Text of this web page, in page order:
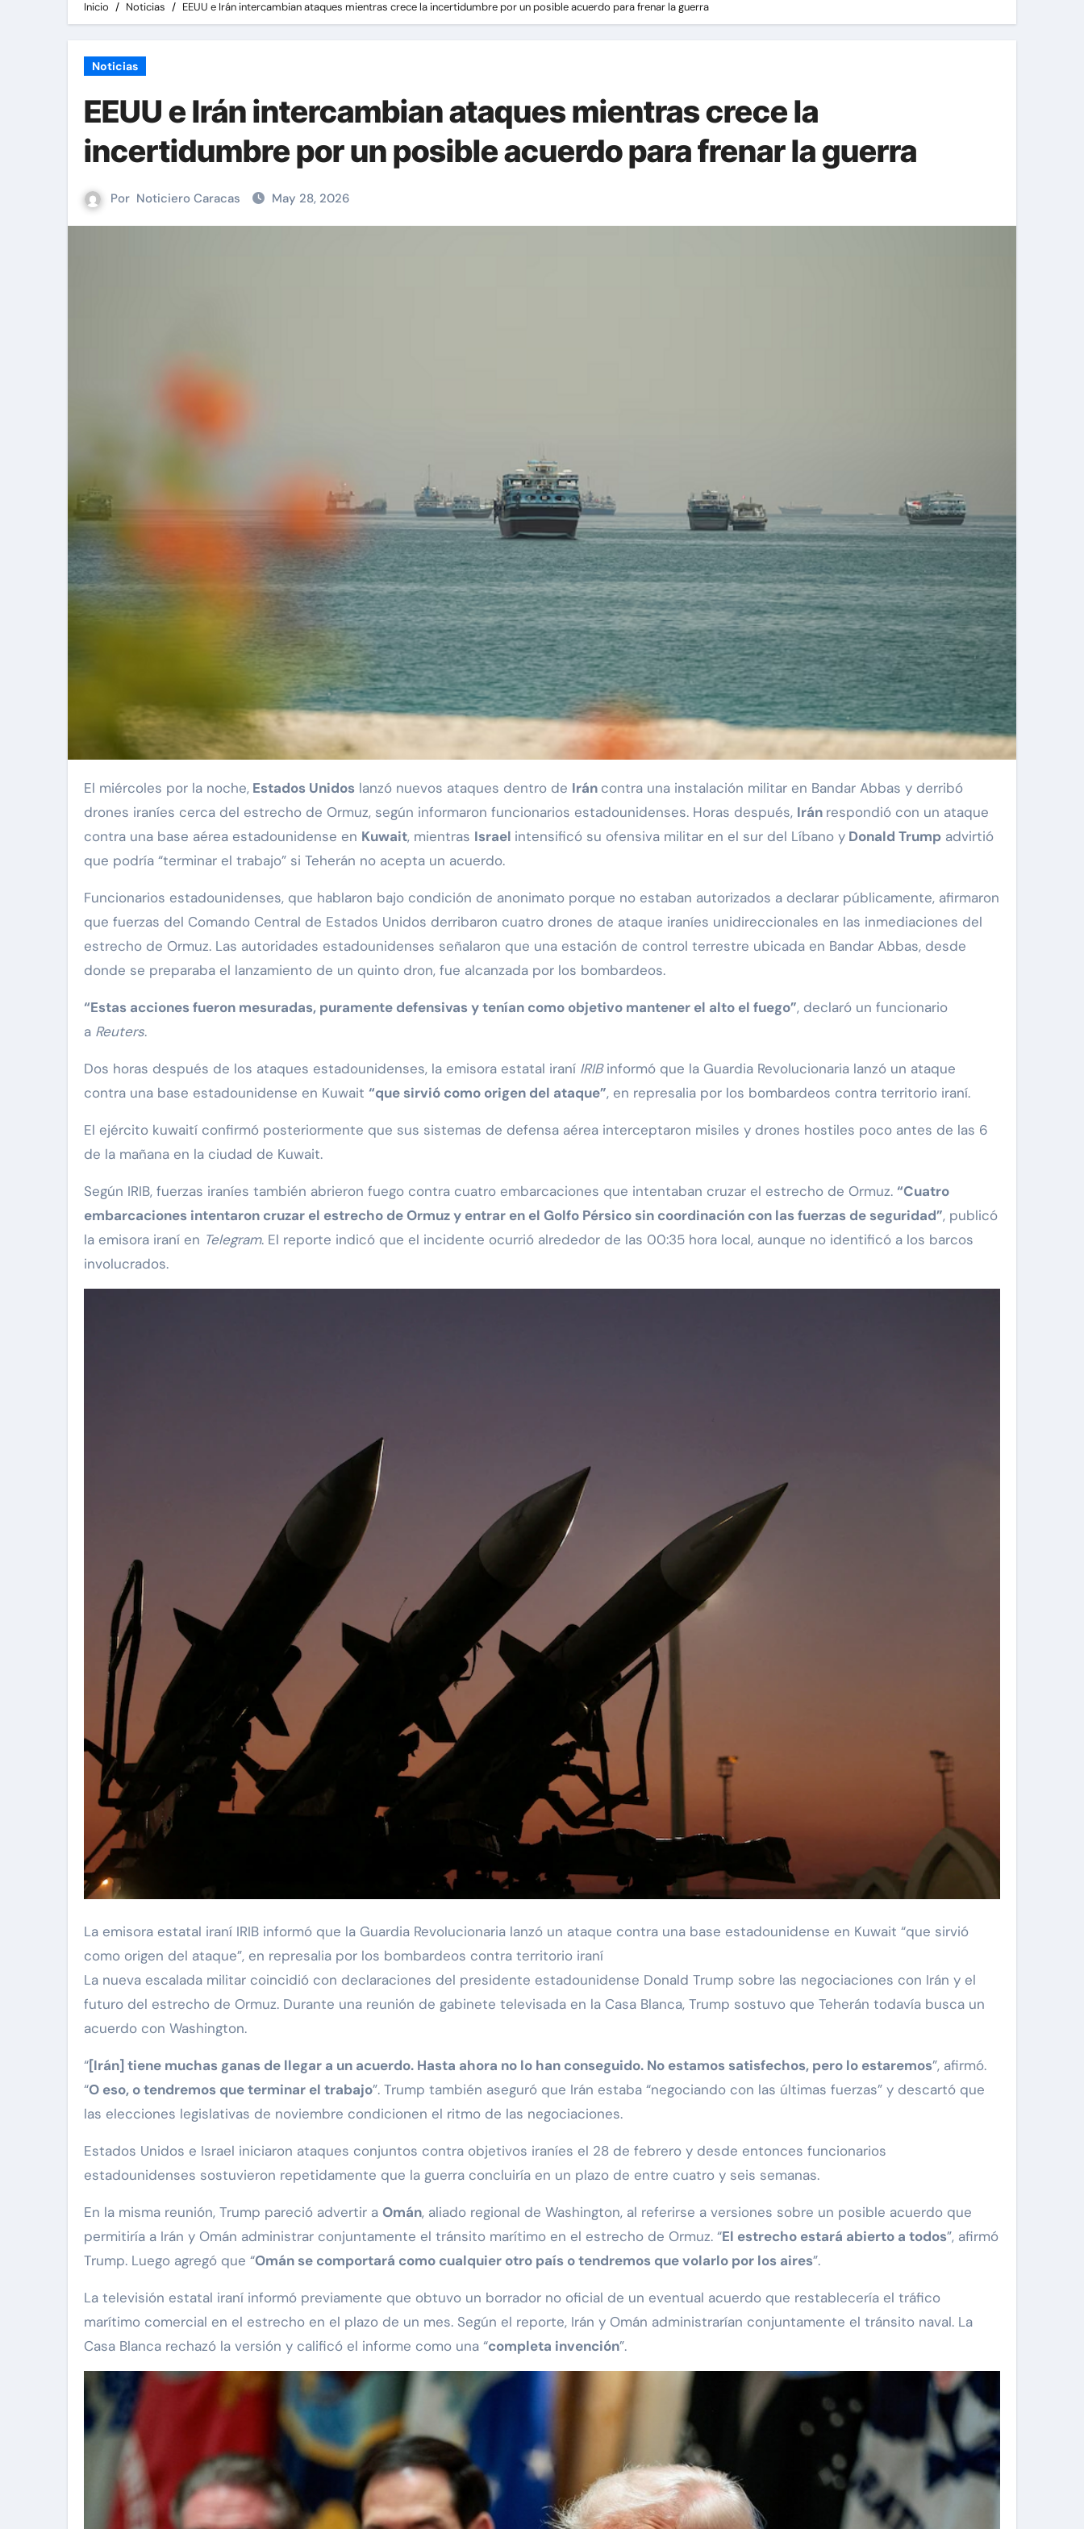
Inicio Noticias EEUU e Irán intercambian ataques mientras crece la incertidumbre por un posible acuerdo para frenar la guerra
Noticias
EEUU e Irán intercambian ataques mientras crece la
incertidumbre por un posible acuerdo para frenar la guerra
Por Noticiero Caracas May 28, 2026
El miércoles por la noche, Estados Unidos lanzó nuevos ataques dentro de Irán contra una instalación militar en Bandar Abbas y derribó
drones iraníes cerca del estrecho de Ormuz, según informaron funcionarios estadounidenses. Horas después, Irán respondió con un ataque
contra una base aérea estadounidense en Kuwait, mientras Israel intensificó su ofensiva militar en el sur del Líbano y Donald Trump advirtió
que podría “terminar el trabajo” si Teherán no acepta un acuerdo.
Funcionarios estadounidenses, que hablaron bajo condición de anonimato porque no estaban autorizados a declarar públicamente, afirmaron
que fuerzas del Comando Central de Estados Unidos derribaron cuatro drones de ataque iraníes unidireccionales en las inmediaciones del
estrecho de Ormuz. Las autoridades estadounidenses señalaron que una estación de control terrestre ubicada en Bandar Abbas, desde
donde se preparaba el lanzamiento de un quinto dron, fue alcanzada por los bombardeos.
“Estas acciones fueron mesuradas, puramente defensivas y tenían como objetivo mantener el alto el fuego”, declaró un funcionario
a Reuters.
Dos horas después de los ataques estadounidenses, la emisora estatal iraní IRIBinformó que la Guardia Revolucionaria lanzó un ataque
contra una base estadounidense en Kuwait “que sirvió como origen del ataque”, en represalia por los bombardeos contra territorio iraní.
El ejército kuwaití confirmó posteriormente que sus sistemas de defensa aérea interceptaron misiles y drones hostiles poco antes de las 6
de la mañana en la ciudad de Kuwait.
Según IRIB, fuerzas iraníes también abrieron fuego contra cuatro embarcaciones que intentaban cruzar el estrecho de Ormuz. “Cuatro
embarcaciones intentaron cruzar el estrecho de Ormuz y entrar en el Golfo Pérsico sin coordinación con las fuerzas de seguridad”, publicó
la emisora iraní en Telegram. El reporte indicó que el incidente ocurrió alrededor de las 00:35 hora local, aunque no identificó a los barcos
involucrados.
La emisora estatal iraní IRIB informó que la Guardia Revolucionaria lanzó un ataque contra una base estadounidense en Kuwait “que sirvió
como origen del ataque”, en represalia por los bombardeos contra territorio iraní
La nueva escalada militar coincidió con declaraciones del presidente estadounidense Donald Trump sobre las negociaciones con Irán y el
futuro del estrecho de Ormuz. Durante una reunión de gabinete televisada en la Casa Blanca, Trump sostuvo que Teherán todavía busca un
acuerdo con Washington.
“[Irán] tiene muchas ganas de llegar a un acuerdo. Hasta ahora no lo han conseguido. No estamos satisfechos, pero lo estaremos”, afirmó.
“O eso, o tendremos que terminar el trabajo”. Trump también aseguró que Irán estaba “negociando con las últimas fuerzas” y descartó que
las elecciones legislativas de noviembre condicionen el ritmo de las negociaciones.
Estados Unidos e Israel iniciaron ataques conjuntos contra objetivos iraníes el 28 de febrero y desde entonces funcionarios
estadounidenses sostuvieron repetidamente que la guerra concluiría en un plazo de entre cuatro y seis semanas.
En la misma reunión, Trump pareció advertir a Omán, aliado regional de Washington, al referirse a versiones sobre un posible acuerdo que
permitiría a Irán y Omán administrar conjuntamente el tránsito marítimo en el estrecho de Ormuz. “El estrecho estará abierto a todos”, afirmó
Trump. Luego agregó que “Omán se comportará como cualquier otro país o tendremos que volarlo por los aires”.
La televisión estatal iraní informó previamente que obtuvo un borrador no oficial de un eventual acuerdo que restablecería el tráfico
marítimo comercial en el estrecho en el plazo de un mes. Según el reporte, Irán y Omán administrarían conjuntamente el tránsito naval. La
Casa Blanca rechazó la versión y calificó el informe como una “completa invención”.